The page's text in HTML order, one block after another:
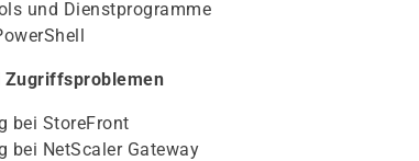
und Dienstprogramme
Zugriffsproblemen
bei StoreFront
bei NetScaler Gateway